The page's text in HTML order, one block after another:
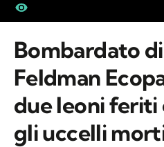
Bombardato
Feldman
due leoni
gli uccelli